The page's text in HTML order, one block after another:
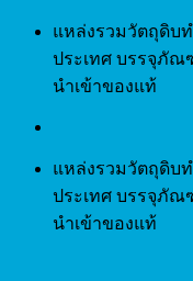
Skip
content
แหล่งรวมวัตถุดิบ
ประเทศ บรรจุภั
นำเข้าของแท้
แหล่งรวมวัตถุดิบ
ประเทศ บรรจุภั
นำเข้าของแท้